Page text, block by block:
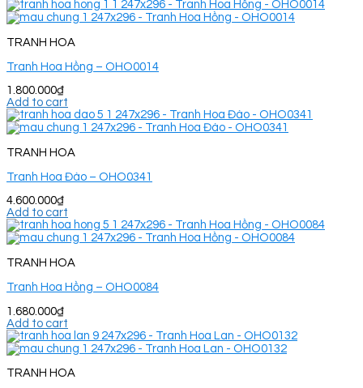
TRANH HOA
Tranh Hoa Hồng – OHO0014
1.800.000₫
Add to cart
TRANH HOA
Tranh Hoa Đào – OHO0341
4.600.000₫
Add to cart
TRANH HOA
Tranh Hoa Hồng – OHO0084
1.680.000₫
Add to cart
TRANH HOA